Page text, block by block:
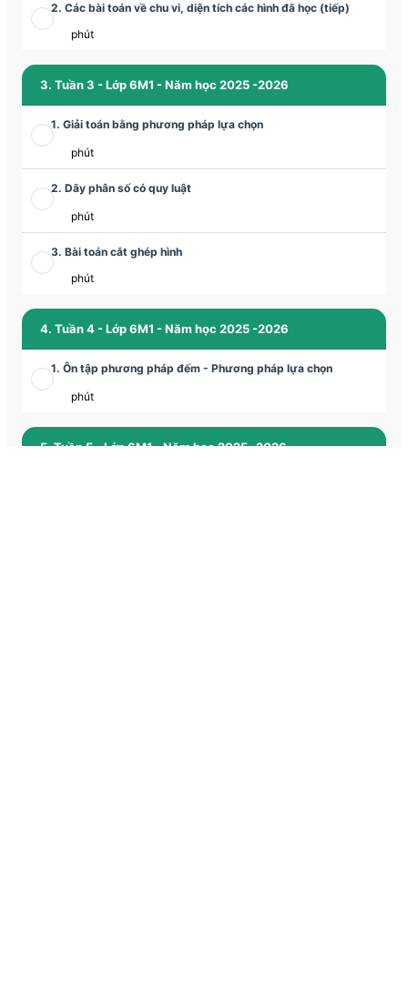
2. Các bài toán về chu vi, diện tích các hình đã học (tiếp)
phút
3. Tuần 3 - Lớp 6M1 - Năm học 2025 -2026
1. Giải toán bằng phương pháp lựa chọn
phút
2. Dãy phân số có quy luật
phút
3. Bài toán cắt ghép hình
phút
4. Tuần 4 - Lớp 6M1 - Năm học 2025 -2026
1. Ôn tập phương pháp đếm - Phương pháp lựa chọn
phút
5. Tuần 5 - Lớp 6M1 - Năm học 2025 -2026